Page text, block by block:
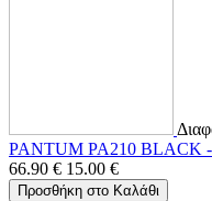
PANTUM PA210 BLACK -
66.90 € 15.00 €
Προσθήκη στο Καλάθι